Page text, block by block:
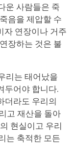
운 사람들은 죽
음을 제압할 수
자 연장이나 거주
장하는 것은 불
리는 태어났을
두어야 합니다.
더라도 우리의
고 재산을 돌아
현실이고 우리
는 축적한 모든